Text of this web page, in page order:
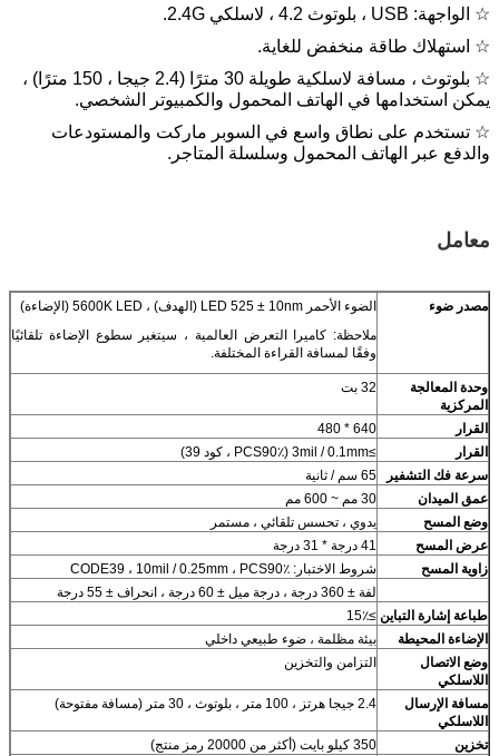
☆ الواجهة: USB ، بلوتوث 4.2 ، لاسلكي 2.4G.
☆ استهلاك طاقة منخفض للغاية.
☆ بلوتوث ، مسافة لاسلكية طويلة 30 مترًا (2.4 جيجا ، 150 مترًا) ،
يمكن استخدامها في الهاتف المحمول والكمبيوتر الشخصي.
☆ تستخدم على نطاق واسع في السوبر ماركت والمستودعات
والدفع عبر الهاتف المحمول وسلسلة المتاجر.
معامل
مصدر ضوء
الضوء الأحمر LED 525 ± 10nm (الهدف) ، 5600K LED (الإضاءة)
ملاحظة: كاميرا التعرض العالمية ، سيتغير سطوع الإضاءة تلقائيًا
وفقًا لمسافة القراءة المختلفة.
وحدة المعالجة
المركزية
32 بت
القرار
640 * 480
القرار
≥3mil / 0.1mm (PCS90٪ ، كود 39)
سرعة فك التشفير
65 سم / ثانية
عمق الميدان
30 مم ~ 600 مم
وضع المسح
يدوي ، تحسس تلقائي ، مستمر
عرض المسح
41 درجة * 31 درجة
زاوية المسح
شروط الاختبار: CODE39 ، 10mil / 0.25mm ، PCS90٪
لفة ± 360 درجة ، درجة ميل ± 60 درجة ، انحراف ± 55 درجة
طباعة إشارة التباين ≥15٪
الإضاءة المحيطة
بيئة مظلمة ، ضوء طبيعي داخلي
وضع الاتصال
اللاسلكي
التزامن والتخزين
مسافة الإرسال
اللاسلكي
2.4 جيجا هرتز ، 100 متر ، بلوتوث ، 30 متر (مسافة مفتوحة)
تخزين 350 كيلو بايت (أكثر من 20000 رمز منتج)